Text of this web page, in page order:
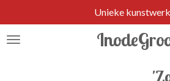
direct
naar
Unieke